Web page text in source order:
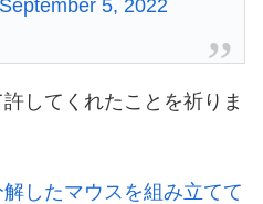
September 5, 2022
してくれたことを祈りま
解したマウスを組み立てて